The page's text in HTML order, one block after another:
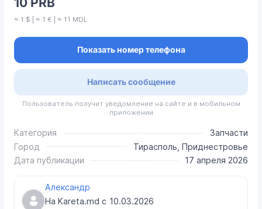
≈ 1 $ | ≈ 1 € | ≈ 11 MDL
Показать номер телефона
Написать сообщение
Пользователь получит уведомление на сайте и в мобильном
приложении
Категория
Запчасти
Город
Тирасполь, Приднестровье
Дата публикации
17 апреля 2026
Александр
На Kareta.md с 10.03.2026